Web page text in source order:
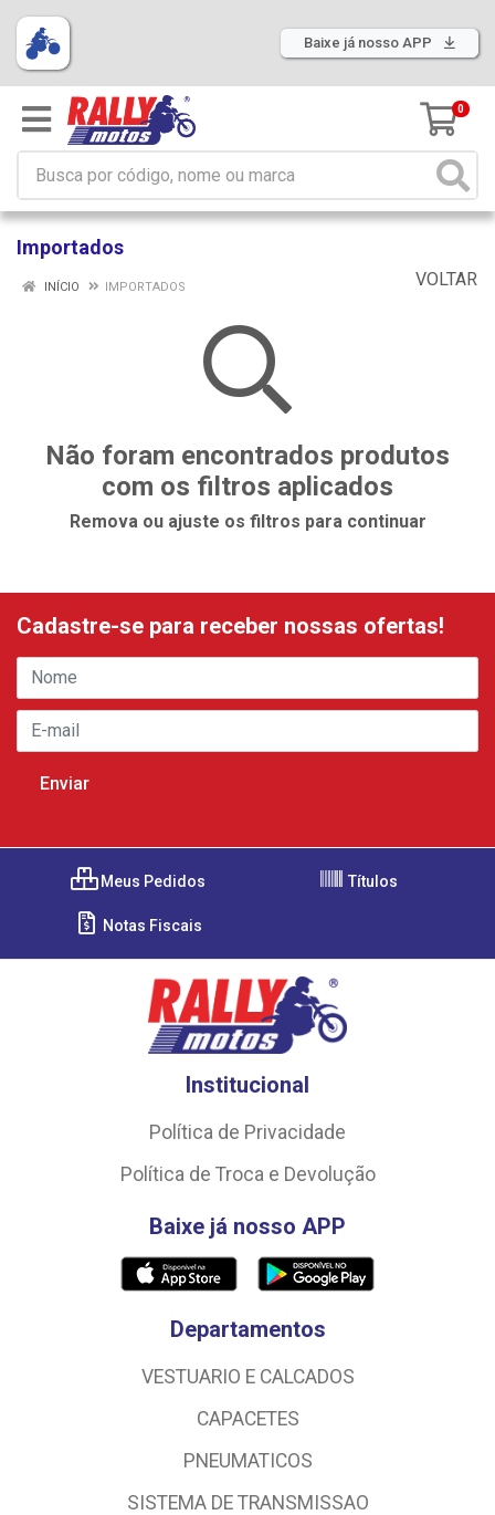
Baixe já nosso APP
0
Importados
VOLTAR
INÍCIO IMPORTADOS
Não foram encontrados produtos
com os filtros aplicados
Remova ou ajuste os filtros para continuar
Cadastre-se para receber nossas ofertas!
Meus Pedidos Títulos
Notas Fiscais
Institucional
Política de Privacidade
Política de Troca e Devolução
Baixe já nosso APP
Departamentos
VESTUARIO E CALCADOS
CAPACETES
PNEUMATICOS
SISTEMA DE TRANSMISSAO